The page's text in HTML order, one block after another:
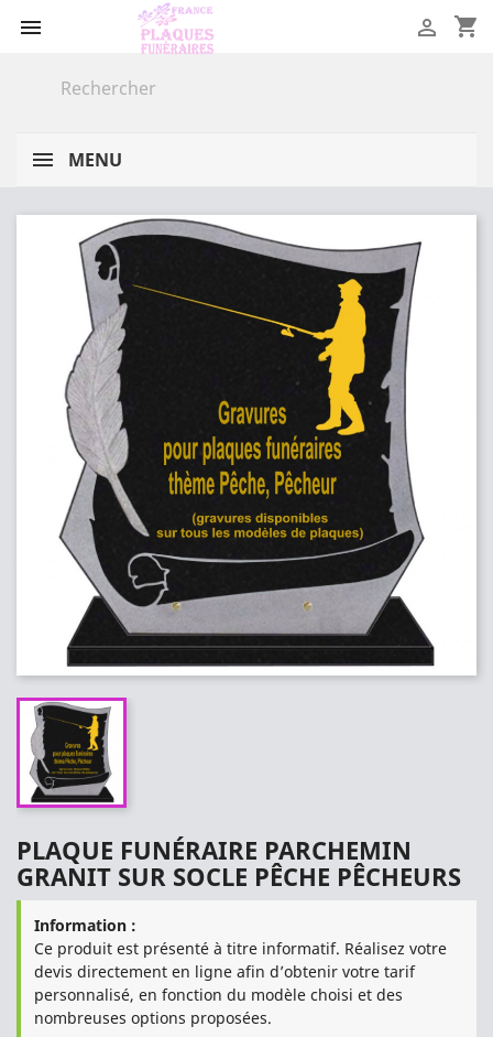
 shopping_cart

MENU
PLAQUE FUNÉRAIRE PARCHEMIN
GRANIT SUR SOCLE PÊCHE PÊCHEURS
Information :
Ce produit est présenté à titre informatif. Réalisez votre
devis directement en ligne afin d’obtenir votre tarif
personnalisé, en fonction du modèle choisi et des
nombreuses options proposées.